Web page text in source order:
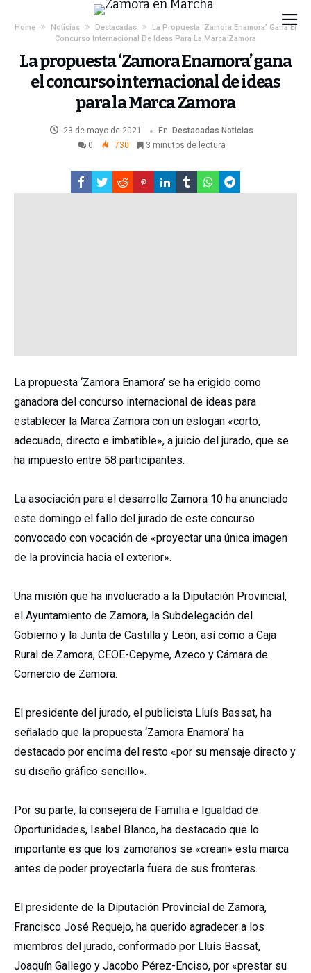
Home Noticias Destacadas
La Propuesta ‘Zamora Enamora’ Gana El
Concurso Internacional De Ideas Para La Marca Zamora
La propuesta ‘Zamora Enamora’ gana
el concurso internacional de ideas
para la Marca Zamora
23 de mayo de 2021 En: Destacadas Noticias
0
730 3 minutos de lectura
La propuesta ‘Zamora Enamora’ se ha erigido como
ganadora del concurso internacional de ideas para
establecer la Marca Zamora con un eslogan «corto,
adecuado, directo e imbatible», a juicio del jurado, que se
ha impuesto entre 58 participantes.
La asociación para el desarrollo Zamora 10 ha anunciado
este domingo el fallo del jurado de este concurso
convocado con vocación de «proyectar una única imagen
de la provincia hacia el exterior».
Una misión que ha involucrado a la Diputación Provincial,
el Ayuntamiento de Zamora, la Subdelegación del
Gobierno y la Junta de Castilla y León, así como a Caja
Rural de Zamora, CEOE-Cepyme, Azeco y Cámara de
Comercio de Zamora.
El presidente del jurado, el publicista Lluís Bassat, ha
señalado que la propuesta ‘Zamora Enamora’ ha
destacado por encima del resto «por su mensaje directo y
su diseño gráfico sencillo».
Por su parte, la consejera de Familia e Igualdad de
Oportunidades, Isabel Blanco, ha destacado que lo
importante es que los zamoranos se «crean» esta marca
antes de poder proyectarla fuera de sus fronteras.
El presidente de la Diputación Provincial de Zamora,
Francisco José Requejo, ha querido agradecer a los
miembros del jurado, conformado por Lluís Bassat,
Joaquín Gallego y Jacobo Pérez-Enciso, por «prestar su